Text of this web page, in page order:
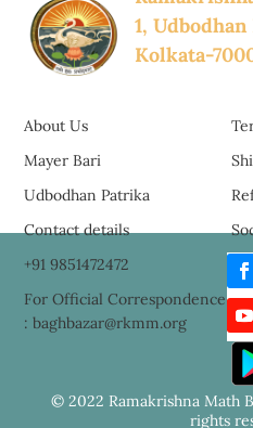
1,
Kolkata-
About Us
Mayer Bari
Udbodhan Patrika
Contact details
+91 9851472472
For Official Correspondence
: baghbazar@rkmm.org
© 2022 Ramakrishna Math
rights